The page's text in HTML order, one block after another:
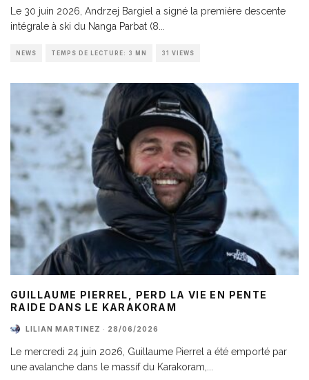
Le 30 juin 2026, Andrzej Bargiel a signé la première descente
intégrale à ski du Nanga Parbat (8
NEWS TEMPS DE LECTURE: 3 MN 31 VIEWS
GUILLAUME PIERREL, PERD LA VIE EN PENTE
RAIDE DANS LE KARAKORAM
LILIAN MARTINEZ · 28/06/2026
Le mercredi 24 juin 2026, Guillaume Pierrel a été emporté par
une avalanche dans le massif du Karakoram,...